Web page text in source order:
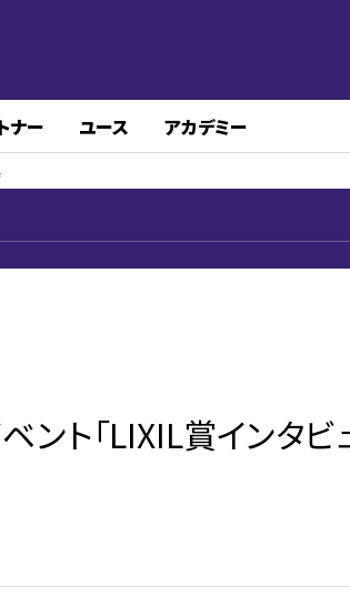
ナー ユース アカデミー
ント「LIXIL賞インタビ